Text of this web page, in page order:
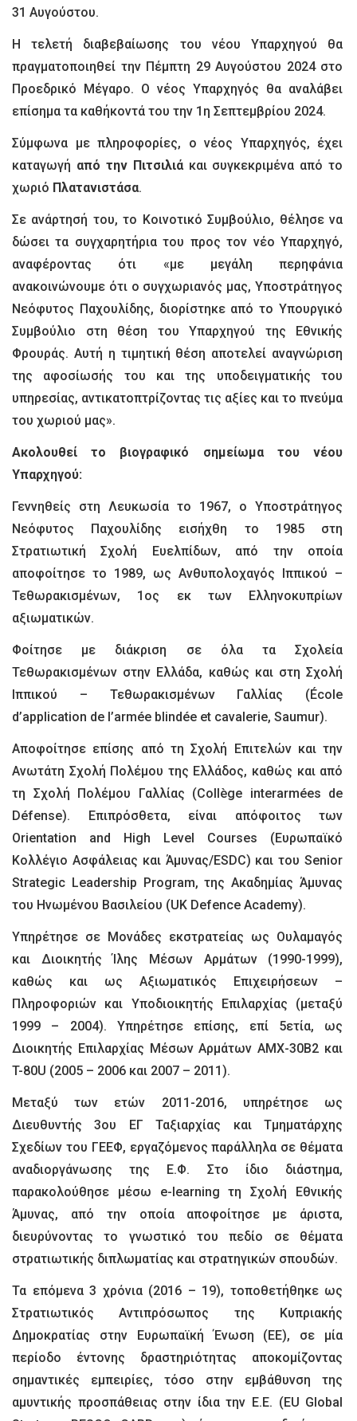
31 Αυγούστου.
Η τελετή διαβεβαίωσης του νέου Υπαρχηγού θα
πραγματοποιηθεί την Πέμπτη 29 Αυγούστου 2024 στο
Προεδρικό Μέγαρο. Ο νέος Υπαρχηγός θα αναλάβει
επίσημα τα καθήκοντά του την 1η Σεπτεμβρίου 2024.
Σύμφωνα με πληροφορίες, ο νέος Υπαρχηγός, έχει
καταγωγή από την Πιτσιλιάκαι συγκεκριμένα από το
χωριό Πλατανιστάσα.
Σε ανάρτησή του, το Κοινοτικό Συμβούλιο, θέλησε να
δώσει τα συγχαρητήρια του προς τον νέο Υπαρχηγό,
αναφέροντας ότι «με μεγάλη περηφάνια
ανακοινώνουμε ότι ο συγχωριανός μας, Υποστράτηγος
Νεόφυτος Παχουλίδης, διορίστηκε από το Υπουργικό
Συμβούλιο στη θέση του Υπαρχηγού της Εθνικής
Φρουράς. Αυτή η τιμητική θέση αποτελεί αναγνώριση
της αφοσίωσής του και της υποδειγματικής του
υπηρεσίας, αντικατοπτρίζοντας τις αξίες και το πνεύμα
του χωριού μας».
Ακολουθεί το βιογραφικό σημείωμα του νέου
Υπαρχηγού:
Γεννηθείς στη Λευκωσία το 1967, ο Υποστράτηγος
Νεόφυτος Παχουλίδης εισήχθη το 1985 στη
Στρατιωτική Σχολή Ευελπίδων, από την οποία
αποφοίτησε το 1989, ως Ανθυπολοχαγός Ιππικού –
Τεθωρακισμένων, 1ος εκ των Ελληνοκυπρίων
αξιωματικών.
Φοίτησε με διάκριση σε όλα τα Σχολεία
Τεθωρακισμένων στην Ελλάδα, καθώς και στη Σχολή
Ιππικού – Τεθωρακισμένων Γαλλίας (École
d’application de l’armée blindée et cavalerie, Saumur).
Αποφοίτησε επίσης από τη Σχολή Επιτελών και την
Ανωτάτη Σχολή Πολέμου της Ελλάδος, καθώς και από
τη Σχολή Πολέμου Γαλλίας (Collège interarmées de
Défense). Επιπρόσθετα, είναι απόφοιτος των
Orientation and High Level Courses (Ευρωπαϊκό
Κολλέγιο Ασφάλειας και Άμυνας/ESDC) και του Senior
Strategic Leadership Program, της Ακαδημίας Άμυνας
του Ηνωμένου Βασιλείου (UK Defence Academy).
Υπηρέτησε σε Μονάδες εκστρατείας ως Ουλαμαγός
και Διοικητής Ίλης Μέσων Αρμάτων (1990-1999),
καθώς και ως Αξιωματικός Επιχειρήσεων –
Πληροφοριών και Υποδιοικητής Επιλαρχίας (μεταξύ
1999 – 2004). Υπηρέτησε επίσης, επί 5ετία, ως
Διοικητής Επιλαρχίας Μέσων Αρμάτων ΑΜΧ-30Β2 και
T-80U (2005 – 2006 και 2007 – 2011).
Μεταξύ των ετών 2011-2016, υπηρέτησε ως
Διευθυντής 3ου ΕΓ Ταξιαρχίας και Τμηματάρχης
Σχεδίων του ΓΕΕΦ, εργαζόμενος παράλληλα σε θέματα
αναδιοργάνωσης της Ε.Φ. Στο ίδιο διάστημα,
παρακολούθησε μέσω e-learning τη Σχολή Εθνικής
Άμυνας, από την οποία αποφοίτησε με άριστα,
διευρύνοντας το γνωστικό του πεδίο σε θέματα
στρατιωτικής διπλωματίας και στρατηγικών σπουδών.
Τα επόμενα 3 χρόνια (2016 – 19), τοποθετήθηκε ως
Στρατιωτικός Αντιπρόσωπος της Κυπριακής
Δημοκρατίας στην Ευρωπαϊκή Ένωση (ΕΕ), σε μία
περίοδο έντονης δραστηριότητας αποκομίζοντας
σημαντικές εμπειρίες, τόσο στην εμβάθυνση της
αμυντικής προσπάθειας στην ίδια την Ε.Ε. (EU Global